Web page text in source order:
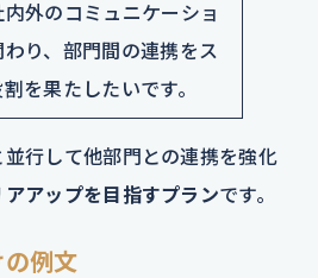
外のコミュニケーショ
り、部門間の連携をス
を果たしたいです。
行して他部門との連携を強化
アップを目指すプランです。
例文